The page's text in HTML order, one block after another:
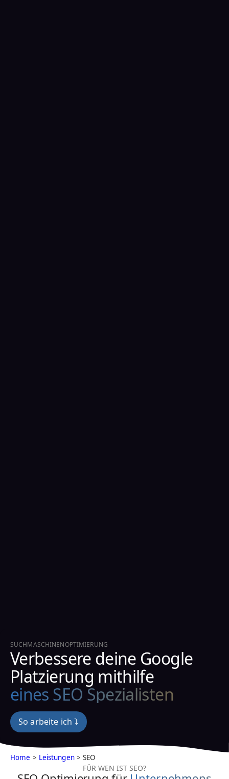
SUCHMASCHINENOPTIMIERUNG
Verbessere deine Google
Platzierung mithilfe
eines SEO Spezialisten
So arbeite ich ⤵
Home > Leistungen> SEO
FÜR WEN IST SEO?